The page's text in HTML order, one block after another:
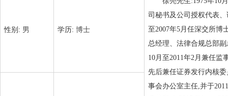
性别: 男 学历: 博士
司秘书及公司授权代表
至2007年5月任深交所博
总经理、法律合规总部
10月至2011年2月兼任监
先后兼任证券发行内核
事会办公室主任,并于